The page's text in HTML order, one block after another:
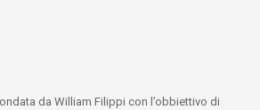
da William Filippi con l’obbiettivo di